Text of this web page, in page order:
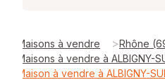
Maisons à vendre >Rhône
Maisons à vendre à ALBIGNY-
Maison à vendre à ALBIGNY-